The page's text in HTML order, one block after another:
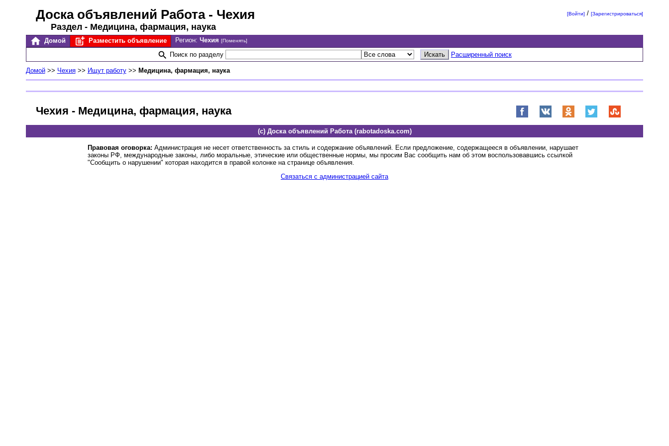
Доска объявлений Работа- Чехия
Раздел - Медицина, фармация, наука
[Войти] /[Зарегистрироваться]
Домой Разместить объявление Регион: Чехия [Поменять]
Поиск по разделу Расширенный поиск
Домой>> Чехия>> Ищут работу>> Медицина, фармация, наука
Чехия - Медицина, фармация, наука
(c) Доска объявлений Работа (rabotadoska.com)
Правовая оговорка: Администрация не несет ответственность за стиль и содержание объявлений. Если предложение, содержащееся в объявлении, нарушает
законы РФ, международные законы, либо моральные, этические или общественные нормы, мы просим Вас сообщить нам об этом воспользовавшись ссылкой
"Сообщить о нарушении" которая находится в правой колонке на странице объявления.
Связаться с администрацией сайта